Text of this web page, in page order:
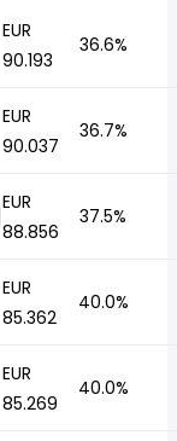
EUR
90.193
36.6%
EUR
90.037
36.7%
EUR
88.856
37.5%
EUR
85.362
40.0%
EUR
85.269
40.0%